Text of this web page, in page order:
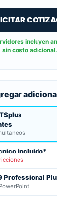
incluyen
sin costo adicional.
incluido*
Professional